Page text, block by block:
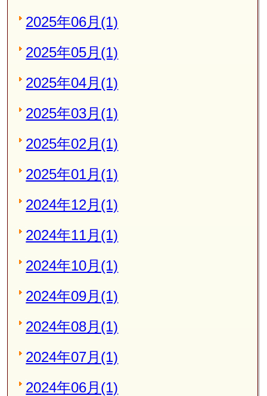
2025年06月(1)
2025年05月(1)
2025年04月(1)
2025年03月(1)
2025年02月(1)
2025年01月(1)
2024年12月(1)
2024年11月(1)
2024年10月(1)
2024年09月(1)
2024年08月(1)
2024年07月(1)
2024年06月(1)